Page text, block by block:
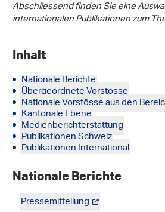
Abschliessend finden Sie eine
internationalen Publikationen zum
Inhalt
Nationale Berichte
Übergeordnete Vorstösse
Nationale Vorstösse aus den
Kantonale Ebene
Medienberichterstattung
Publikationen Schweiz
Publikationen International
Nationale Berichte
Pressemitteilung